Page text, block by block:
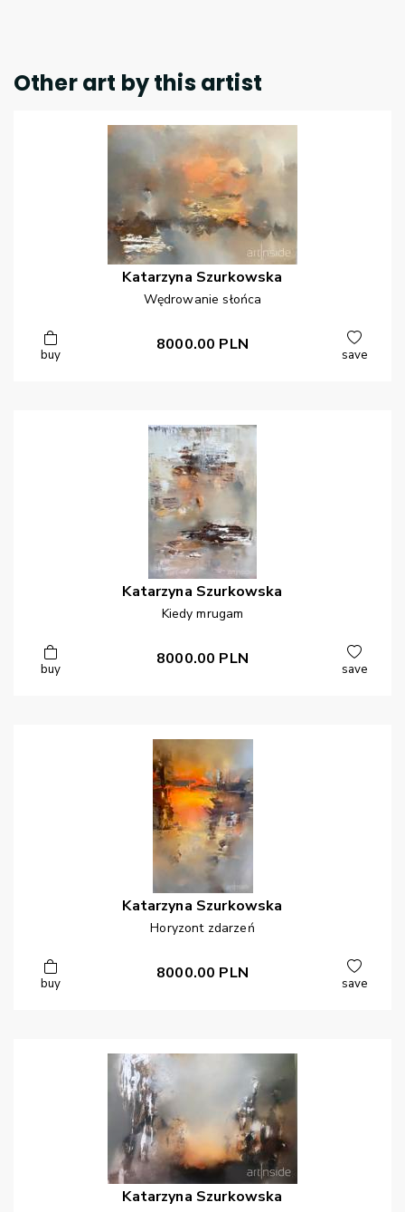
Other art by this artist
Katarzyna Szurkowska
Wędrowanie słońca
buy
8000.00 PLN
save
Katarzyna Szurkowska
Kiedy mrugam
buy
8000.00 PLN
save
Katarzyna Szurkowska
Horyzont zdarzeń
buy
8000.00 PLN
save
Katarzyna Szurkowska